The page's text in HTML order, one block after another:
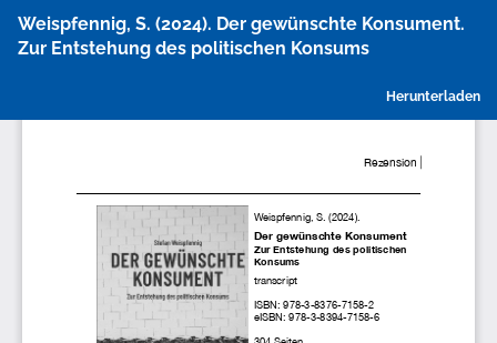
Artikeldetails
zurückkehren
Weispfennig, S. (2024). Der gewünschte Konsument.
Zur Entstehung des politischen Konsums
Herunterladen